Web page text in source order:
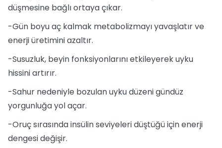
düşmesine bağlı ortaya çıkar.
-Gün boyu aç kalmak metabolizmayı yavaşlatır ve
enerji üretimini azaltır.
-Susuzluk, beyin fonksiyonlarını etkileyerek uyku
hissini artırır.
-Sahur nedeniyle bozulan uyku düzeni gündüz
yorgunluğa yol açar.
-Oruç sırasında insülin seviyeleri düştüğü için enerji
dengesi değişir.